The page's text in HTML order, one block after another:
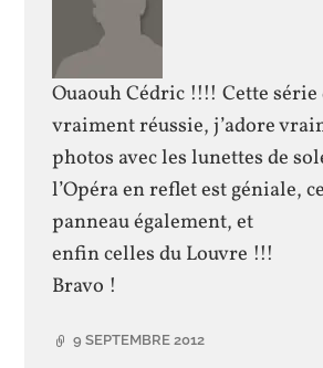
Ouaouh Cédric !!!! Cette série
vraiment réussie, j’adore
photos avec les lunettes de
l’Opéra en reflet est géniale,
panneau également, et
enfin celles du Louvre !!!
Bravo !
9 SEPTEMBRE 2012